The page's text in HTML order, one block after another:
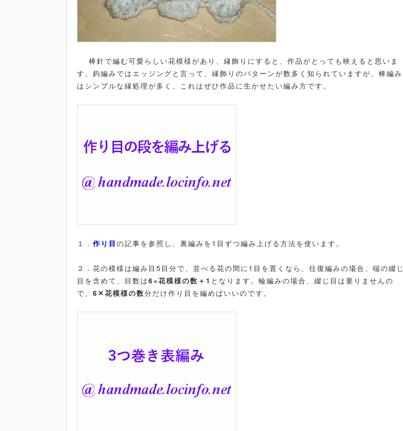
棒針で編む可愛らしい花模様があり、縁飾りにすると、作品がとっても映えると思いま
す。鈎編みではエッジングと言って、縁飾りのパターンが数多く知られていますが、棒編み
はシンプルな縁処理が多く、これはぜひ作品に生かせたい編み方です。
１．作り目の記事を参照し、裏編みを1目ずつ編み上げる方法を使います。
２．花の模様は編み目5目分で、並べる花の間に1目を置くなら、往復編みの場合、端の綴じ
目を含めて、目数は6×花模様の数＋1 となります。輪編みの場合、綴じ目は要りませんの
で、6✕花模様の数分だけ作り目を編めばいいのです。